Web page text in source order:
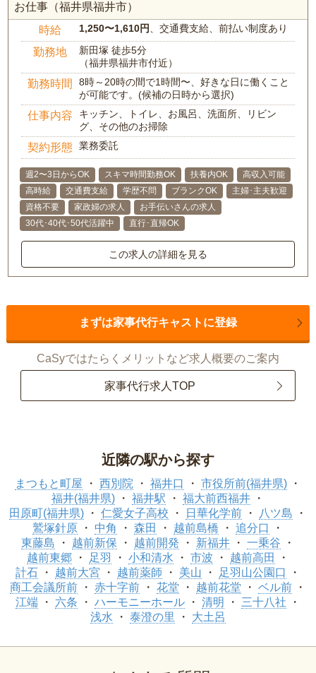
お仕事（福井県福井市）
時給 1,250〜1,610円、交通費支給、前払い制度あり
勤務地
新田塚 徒歩5分
（福井県福井市付近）
勤務時間
8時～20時の間で1時間〜、好きな日に働くこと
が可能です。(候補の日時から選択)
仕事内容
キッチン、トイレ、お風呂、洗面所、リビン
グ、その他のお掃除
契約形態 業務委託
週2〜3日からOK スキマ時間勤務OK 扶養内OK
高収入可能
高時給
交通費支給 学歴不問 ブランクOK
主婦･主夫歓迎
資格不要
家政婦の求人
お手伝いさんの求人
30代･40代･50代活躍中
直行･直帰OK
この求人の詳細を見る
まずは家事代行キャストに登録
CaSyではたらくメリットなど求人概要のご案内
家事代行求人TOP
近隣の駅から探す
まつもと町屋 西別院 福井口
市役所前(福井県)
福井(福井県)
福井駅
福大前西福井
田原町(福井県)
仁愛女子高校 日華化学前
八ツ島
鷲塚針原
中角 森田 越前島橋
追分口
東藤島
越前新保 越前開発 新福井
一乗谷
越前東郷
足羽 小和清水 市波
越前高田
計石
越前大宮 越前薬師 美山
足羽山公園口
商工会議所前
赤十字前 花堂 越前花堂
ベル前
江端
六条 ハーモニーホール 清明
三十八社
浅水
泰澄の里 大土呂